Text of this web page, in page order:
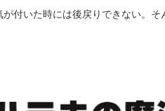
付いた時には後戻りできない。そ